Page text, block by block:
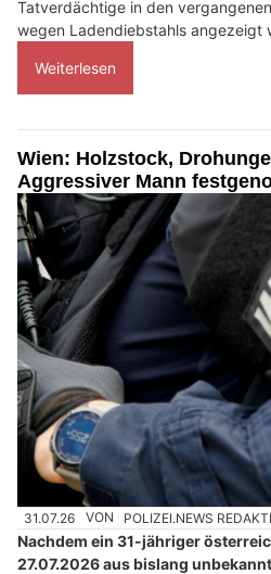
Tatverdächtige in den
wegen Ladendiebstahls angezeigt
Weiterlesen
Wien: Holzstock,
Aggressiver Mann
31.07.26 VON POLIZEI.NEWS
Nachdem ein 31-jähriger
27.07.2026 aus bislang